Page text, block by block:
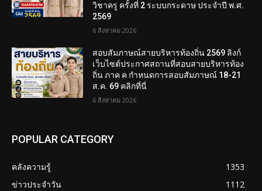
วิชาครู ครั้งที่ 2 ระบบกระดาษ ประจำปี พ.ศ.
2569
6 สิงหาคม 2026
สอบสัมภาษณ์สายบริหารท้องถิ่น 2569 ลิงก์
เว็บไซต์ประกาศสถานที่สอบสายบริหารท้อง
ถิ่น ภาค ค กำหนดการสอบสัมภาษณ์ 18-21
ส.ค. 69 คลิกที่นี่
6 สิงหาคม 2026
POPULAR CATEGORY
คลังความรู้
1353
ข่าวประจำวัน
1112